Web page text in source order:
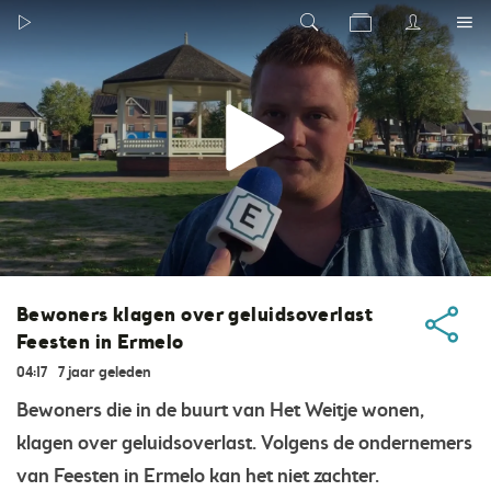
Bewoners klagen over geluidsoverlast
Feesten in Ermelo
04:17 7 jaar geleden
Bewoners die in de buurt van Het Weitje wonen,
klagen over geluidsoverlast. Volgens de ondernemers
van Feesten in Ermelo kan het niet zachter.